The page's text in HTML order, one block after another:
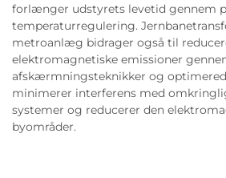
forlænger udstyrets levetid gennem
temperaturregulering.
metroanlæg bidrager også til
elektromagnetiske emissioner
afskærmningsteknikker og
minimerer interferens med
systemer og reducerer den
byområder.